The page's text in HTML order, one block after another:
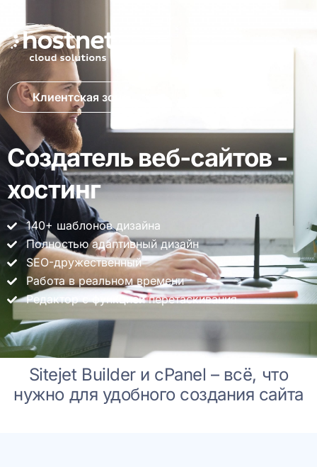
Клиентская зона
Создатель веб-сайтов -
хостинг
140+ шаблонов дизайна
Полностью адаптивный дизайн
SEO-дружественный
Работа в реальном времени
Редактор с функцией перетаскивания
Sitejet Builder и cPanel – всё, что
нужно для удобного создания сайта